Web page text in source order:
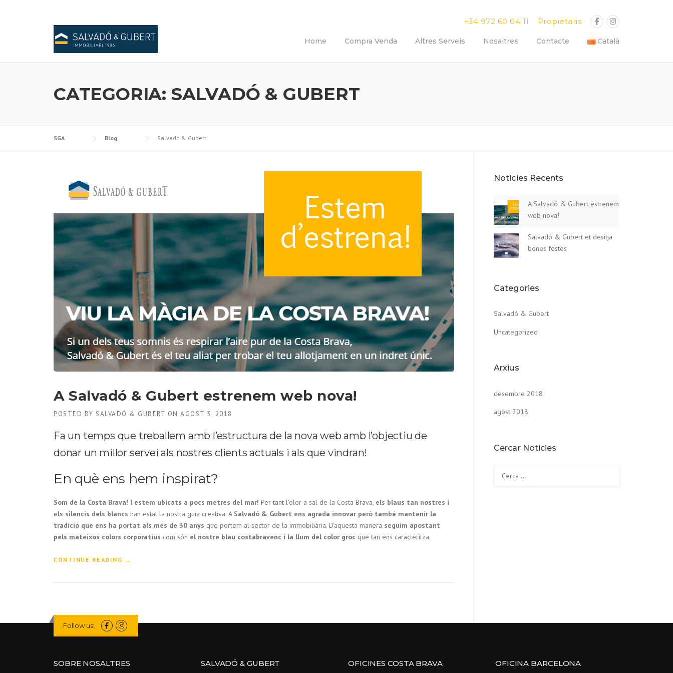
Propietaris
+34 972 60 04 11
Home Compra Venda Altres Serveis Nosaltres Contacte Català
CATEGORIA: SALVADÓ & GUBERT
SGA Blog Salvadó & Gubert
A Salvadó & Gubert estrenem web nova!
POSTED BY SALVADÓ & GUBERT ON AGOST 3, 2018
Fa un temps que treballem amb l’estructura de la nova web amb l’objectiu de
donar un millor servei als nostres clients actuals i als que vindran!
En què ens hem inspirat?
Som de la Costa Brava! I estem ubicats a pocs metres del mar! Per tant l’olor a sal de la Costa Brava, els blaus tan nostres i
els silencis dels blancs han estat la nostra guia creativa. A Salvadó & Gubert ens agrada innovar però també mantenir la
tradició que ens ha portat als més de 30 anys que portem al sector de la immobiliària. D’aquesta manera seguim apostant
pels mateixos colors corporatius com són el nostre blau costabravenc i la llum del color groc que tan ens caracteritza.
CONTINUE READING
A
D
→
Noticies Recents
A Salvadó & Gubert estrenem
web nova!
Salvadó & Gubert et desitja
bones festes
Categories
Salvadó & Gubert
Uncategorized
Arxius
desembre 2018
agost 2018
Cercar Noticies
Follow us!
SOBRE NOSALTRES SALVADÓ & GUBERT OFICINES COSTA BRAVA OFICINA BARCELONA